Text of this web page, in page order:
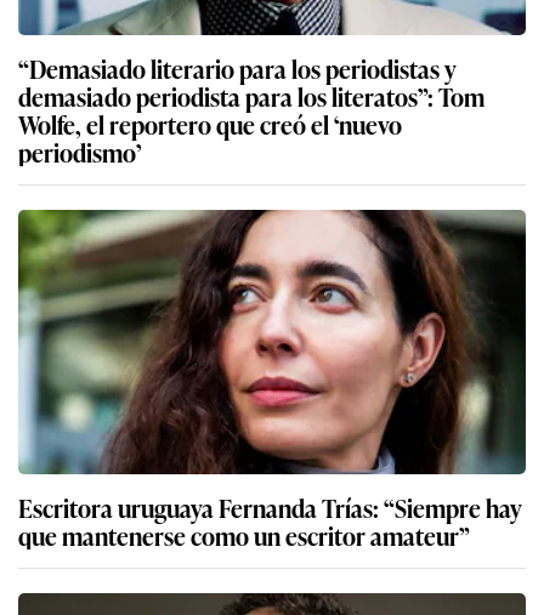
“Demasiado literario para los periodistas y
demasiado periodista para los literatos”: Tom
Wolfe, el reportero que creó el ‘nuevo
periodismo’
Escritora uruguaya Fernanda Trías: “Siempre hay
que mantenerse como un escritor amateur”